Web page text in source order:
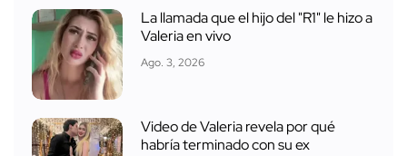
La llamada que el hijo del "R1" le hizo a
Valeria en vivo
Ago. 3, 2026
Video de Valeria revela por qué
habría terminado con su ex